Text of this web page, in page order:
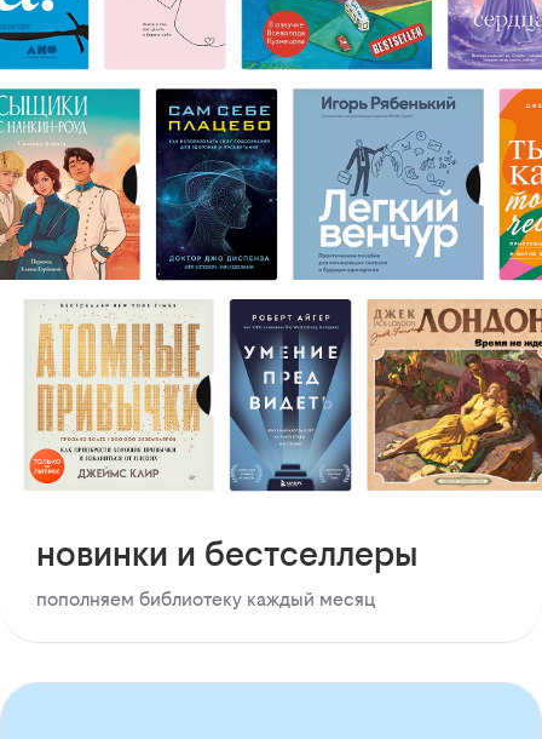
новинки и бестселлеры
пополняем библиотеку каждый месяц